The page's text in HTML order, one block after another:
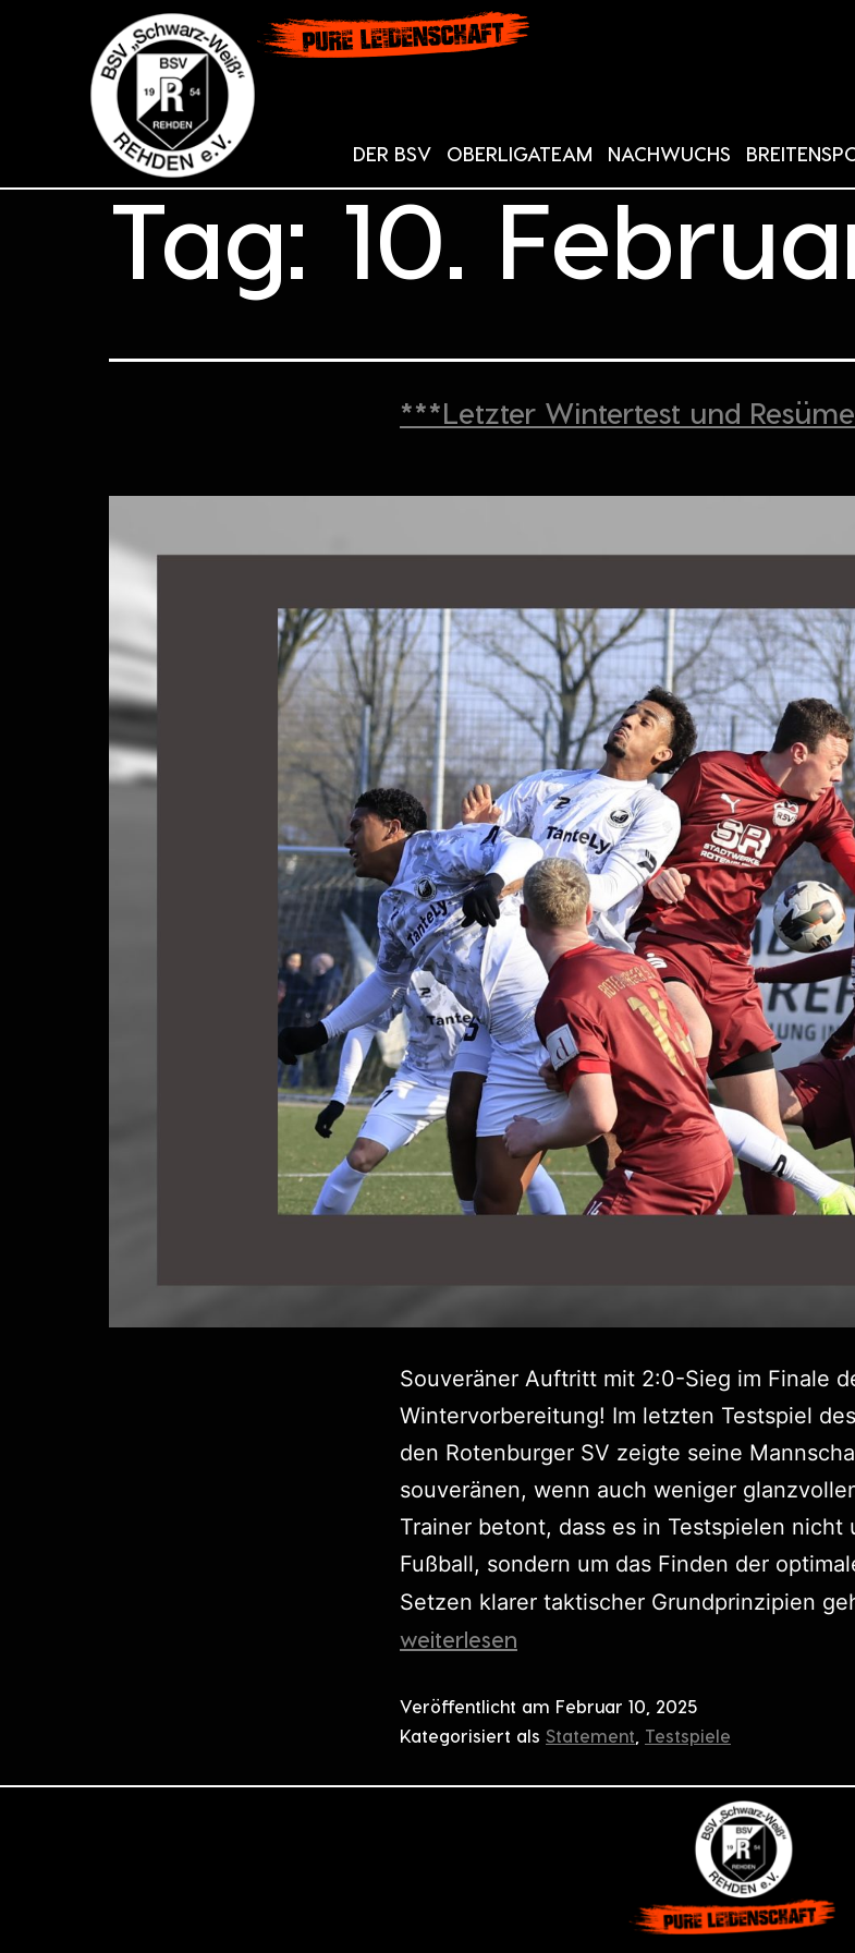
DER BSV OBERLIGATEAM NACHWUCHS
Tag: 10.
***Letzter Wintertest und
Souveräner Auftritt mit 2:0-Sieg im Finale
Wintervorbereitung! Im letzten Testspiel
den Rotenburger SV zeigte seine
souveränen, wenn auch weniger
Trainer betont, dass es in Testspielen nicht
Fußball, sondern um das Finden der
Setzen klarer taktischer Grundprinzipien
weiterlesen
Veröffentlicht am Februar 10, 2025
Kategorisiert als Statement Testspiele